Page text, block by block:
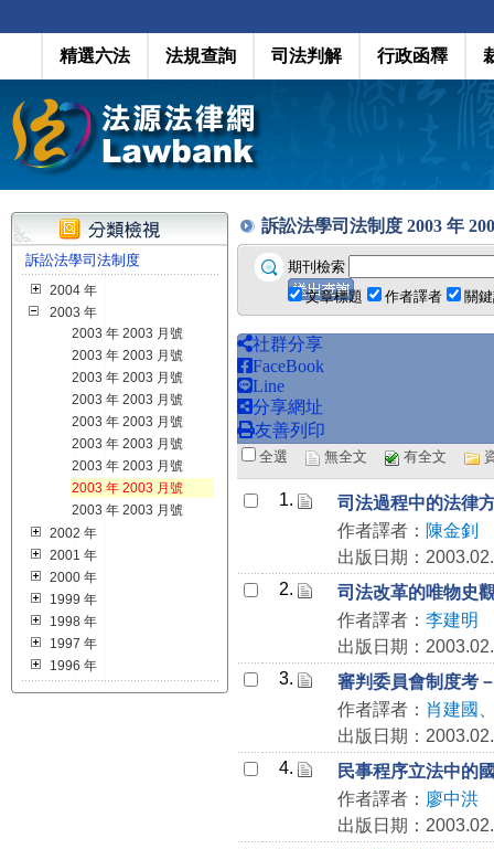
精選六法 法規查詢 司法判解 行政函釋
訴訟法學司法制度
2004 年
2003 年
2003 年 2003 月號
2003 年 2003 月號
2003 年 2003 月號
2003 年 2003 月號
2003 年 2003 月號
2003 年 2003 月號
2003 年 2003 月號
2003 年 2003 月號
2003 年 2003 月號
2002 年
2001 年
2000 年
1999 年
1998 年
1997 年
1996 年
訴訟法學司法制度 2003 年
期刊檢索
文章標題
作者譯者 關
社群分享
FaceBook
Line
分享網址
友善列印
全選 無全文 有全文
1.
司法過程中的法律
作者譯者： 陳金釗
出版日期：
2.
司法改革的唯物史
作者譯者： 李建明
出版日期：
3.
審判委員會制度考
作者譯者： 肖建國
出版日期：
4.
民事程序立法中的
作者譯者： 廖中洪
出版日期：